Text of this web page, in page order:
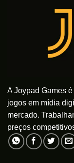
A Joypad Games
jogos em mídia
mercado.
preços